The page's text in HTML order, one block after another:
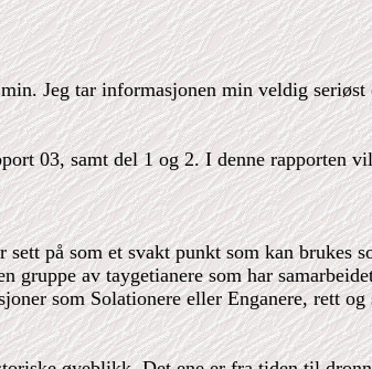
Jeg tar informasjonen min veldig
03, samt del 1 og 2. I denne rapporten
på som et svakt punkt som kan brukes
av taygetianere som har
som Solationere eller Enganere, rett